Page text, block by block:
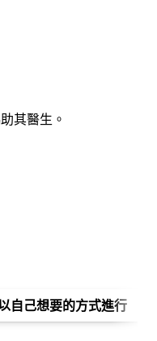
其醫生。
自己想要的方式進行下一步